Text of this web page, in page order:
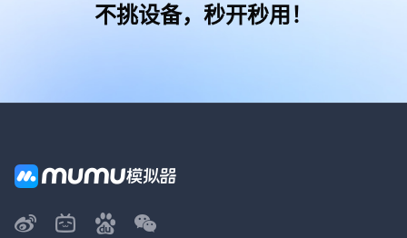
不挑设备，秒开秒用！